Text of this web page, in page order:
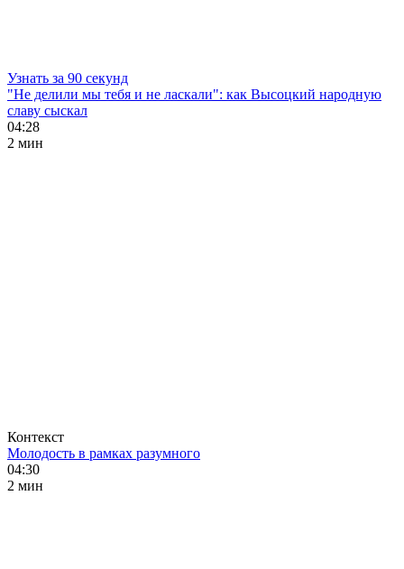
Узнать за 90 секунд
"Не делили мы тебя и не ласкали": как Высоцкий народную
славу сыскал
04:28
2 мин
Контекст
Молодость в рамках разумного
04:30
2 мин